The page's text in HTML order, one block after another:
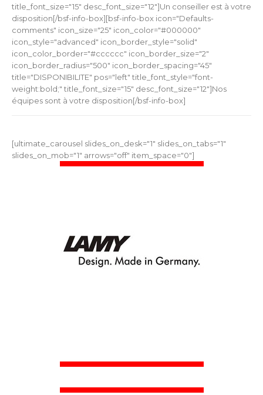
title_font_size="15" desc_font_size="12"]Un conseiller est à votre
disposition[/bsf-info-box][bsf-info-box icon="Defaults-
comments" icon_size="25" icon_color="#000000"
icon_style="advanced" icon_border_style="solid"
icon_color_border="#cccccc" icon_border_size="2"
icon_border_radius="500" icon_border_spacing="45"
title="DISPONIBILITE" pos="left" title_font_style="font-
weight:bold;" title_font_size="15" desc_font_size="12"]Nos
équipes sont à votre disposition[/bsf-info-box]
[ultimate_carousel slides_on_desk="1" slides_on_tabs="1"
slides_on_mob="1" arrows="off" item_space="0"]